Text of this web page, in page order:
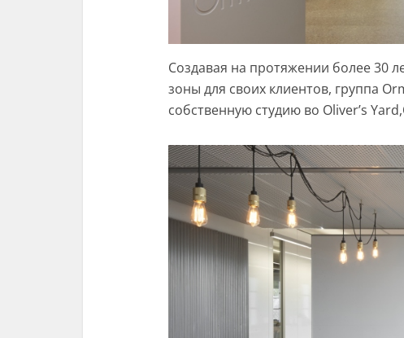
Создавая на протяжении более 30
зоны для своих клиентов, группа
собственную студию во Oliver’s